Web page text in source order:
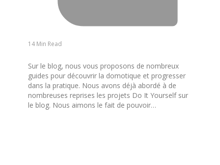
14 Min Read
Sur le blog, nous vous proposons de nombreux
guides pour découvrir la domotique et progresser
dans la pratique. Nous avons déjà abordé à de
nombreuses reprises les projets Do It Yourself sur
le blog. Nous aimons le fait de pouvoir…